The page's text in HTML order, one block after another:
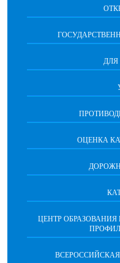
ДЛЯ
ОЦЕНКА
ЦЕНТР